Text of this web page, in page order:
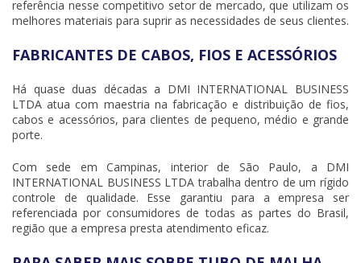
referência nesse competitivo setor de mercado, que utilizam os
melhores materiais para suprir as necessidades de seus clientes.
FABRICANTES DE CABOS, FIOS E ACESSÓRIOS
Há quase duas décadas a DMI INTERNATIONAL BUSINESS
LTDA atua com maestria na fabricação e distribuição de fios,
cabos e acessórios, para clientes de pequeno, médio e grande
porte.
Com sede em Campinas, interior de São Paulo, a DMI
INTERNATIONAL BUSINESS LTDA trabalha dentro de um rígido
controle de qualidade. Esse garantiu para a empresa ser
referenciada por consumidores de todas as partes do Brasil,
região que a empresa presta atendimento eficaz.